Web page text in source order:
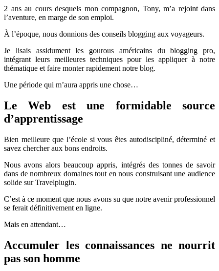
2 ans au cours desquels mon compagnon, Tony, m’a rejoint dans
l’aventure, en marge de son emploi.
À l’époque, nous donnions des conseils blogging aux voyageurs.
Je lisais assidument les gourous américains du blogging pro,
intégrant leurs meilleures techniques pour les appliquer à notre
thématique et faire monter rapidement notre blog.
Une période qui m’aura appris une chose…
Le Web est une formidable source
d’apprentissage
Bien meilleure que l’école si vous êtes autodiscipliné, déterminé et
savez chercher aux bons endroits.
Nous avons alors beaucoup appris, intégrés des tonnes de savoir
dans de nombreux domaines tout en nous construisant une audience
solide sur Travelplugin.
C’est à ce moment que nous avons su que notre avenir professionnel
se ferait définitivement en ligne.
Mais en attendant…
Accumuler les connaissances ne nourrit
pas son homme